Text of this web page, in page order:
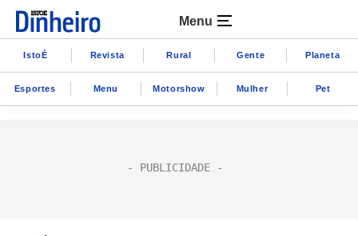
Menu
IstoÉ Revista Rural Gente Planeta
Esportes Menu Motorshow Mulher Pet